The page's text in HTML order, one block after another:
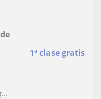
1ª clase gratis